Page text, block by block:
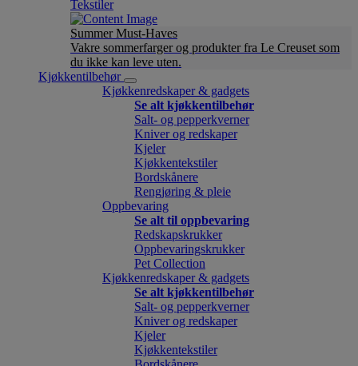
Tekstiler
Summer Must-Haves
Vakre sommerfarger og produkter fra Le Creuset som
du ikke kan leve uten.
Kjøkkentilbehør
Kjøkkenredskaper & gadgets
Se alt kjøkkentilbehør
Salt- og pepperkverner
Kniver og redskaper
Kjeler
Kjøkkentekstiler
Bordskånere
Rengjøring & pleie
Oppbevaring
Se alt til oppbevaring
Redskapskrukker
Oppbevaringskrukker
Pet Collection
Kjøkkenredskaper & gadgets
Se alt kjøkkentilbehør
Salt- og pepperkverner
Kniver og redskaper
Kjeler
Kjøkkentekstiler